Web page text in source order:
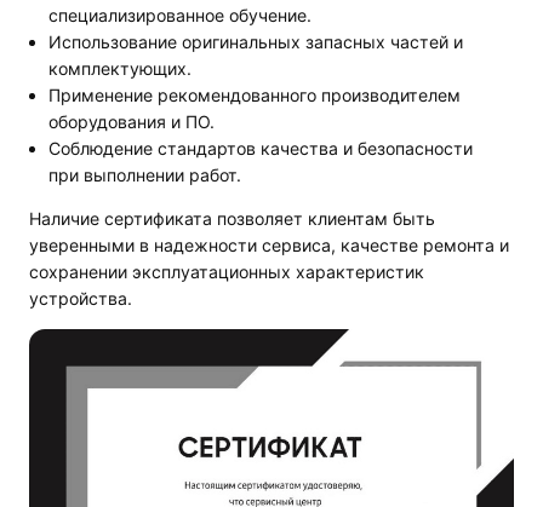
специализированное обучение.
Использование оригинальных запасных частей и
комплектующих.
Применение рекомендованного производителем
оборудования и ПО.
Соблюдение стандартов качества и безопасности
при выполнении работ.
Наличие сертификата позволяет клиентам быть
уверенными в надежности сервиса, качестве ремонта и
сохранении эксплуатационных характеристик
устройства.